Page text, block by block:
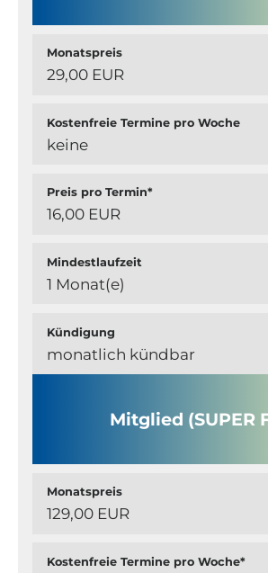
Monatspreis
29,00 EUR
Kostenfreie Termine pro Woche
keine
Preis pro Termin*
16,00 EUR
Mindestlaufzeit
1 Monat(e)
Kündigung
monatlich kündbar
Mitglied (SUPER
Monatspreis
129,00 EUR
Kostenfreie Termine pro Woche*